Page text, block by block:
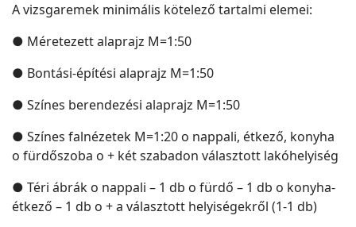
A vizsgaremek minimális kötelező tartalmi elemei:
● Méretezett alaprajz M=1:50
● Bontási-építési alaprajz M=1:50
● Színes berendezési alaprajz M=1:50
● Színes falnézetek M=1:20 o nappali, étkező, konyha
o fürdőszoba o + két szabadon választott lakóhelyiség
● Téri ábrák o nappali – 1 db o fürdő – 1 db o konyha-
étkező – 1 db o + a választott helyiségekről (1-1 db)